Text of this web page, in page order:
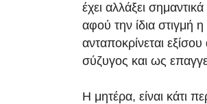
έχει αλλάξει σημαντικά
αφού την ίδια στιγμή
ανταποκρίνεται
σύζυγος και ως
Η μητέρα, είναι κάτι